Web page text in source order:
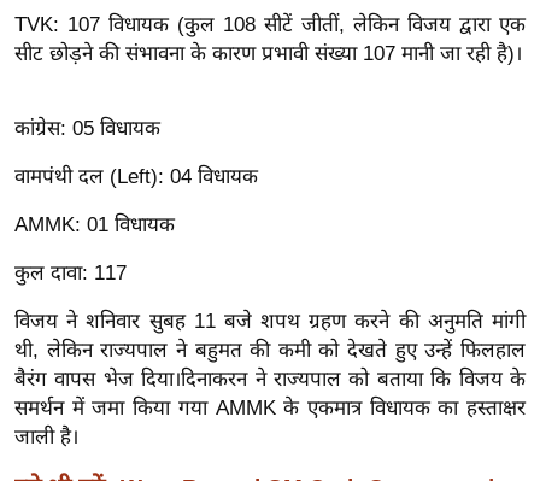
सा
श
ख्सि
य
ग
डि
या
सा
हि
त्य
TVK: 107 विधायक (कुल 108 सीटें जीतीं, लेकिन विजय द्वारा एक
सीट छोड़ने की संभावना के कारण प्रभावी संख्या 107 मानी जा रही है)।
कांग्रेस: 05 विधायक
वामपंथी दल (Left): 04 विधायक
AMMK: 01 विधायक
कुल दावा: 117
विजय ने शनिवार सुबह 11 बजे शपथ ग्रहण करने की अनुमति मांगी
थी, लेकिन राज्यपाल ने बहुमत की कमी को देखते हुए उन्हें फिलहाल
बैरंग वापस भेज दिया।दिनाकरन ने राज्यपाल को बताया कि विजय के
समर्थन में जमा किया गया AMMK के एकमात्र विधायक का हस्ताक्षर
जाली है।